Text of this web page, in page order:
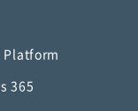
Platform
365